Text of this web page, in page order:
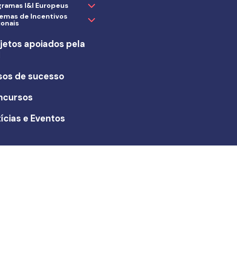
I&I Europeus
de Incentivos
apoiados pela
de sucesso
e Eventos